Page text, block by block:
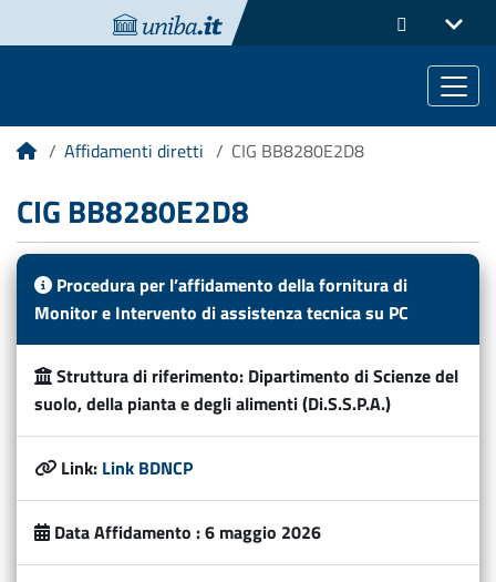
HomeAffidamenti diretti CIG BB8280E2D8
CIG BB8280E2D8
Procedura per l’affidamento della fornitura di
Monitor e Intervento di assistenza tecnica su PC
Struttura di riferimento: Dipartimento di Scienze del
suolo, della pianta e degli alimenti (Di.S.S.P.A.)
Link: Link BDNCP
Data Affidamento :6 maggio 2026